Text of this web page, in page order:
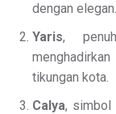
dengan elegan.
Yaris,
tikungan kota.
Calya, simbol